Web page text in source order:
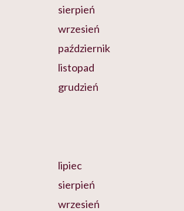
sierpień
wrzesień
październik
listopad
grudzień
lipiec
sierpień
wrzesień